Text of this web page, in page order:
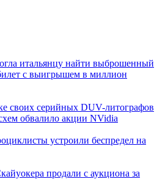
итальянцу найти выброшенный
с выигрышем в миллион
своих серийных DUV-литографов
обвалило акции NVidia
устроили беспредел на
продали с аукциона за